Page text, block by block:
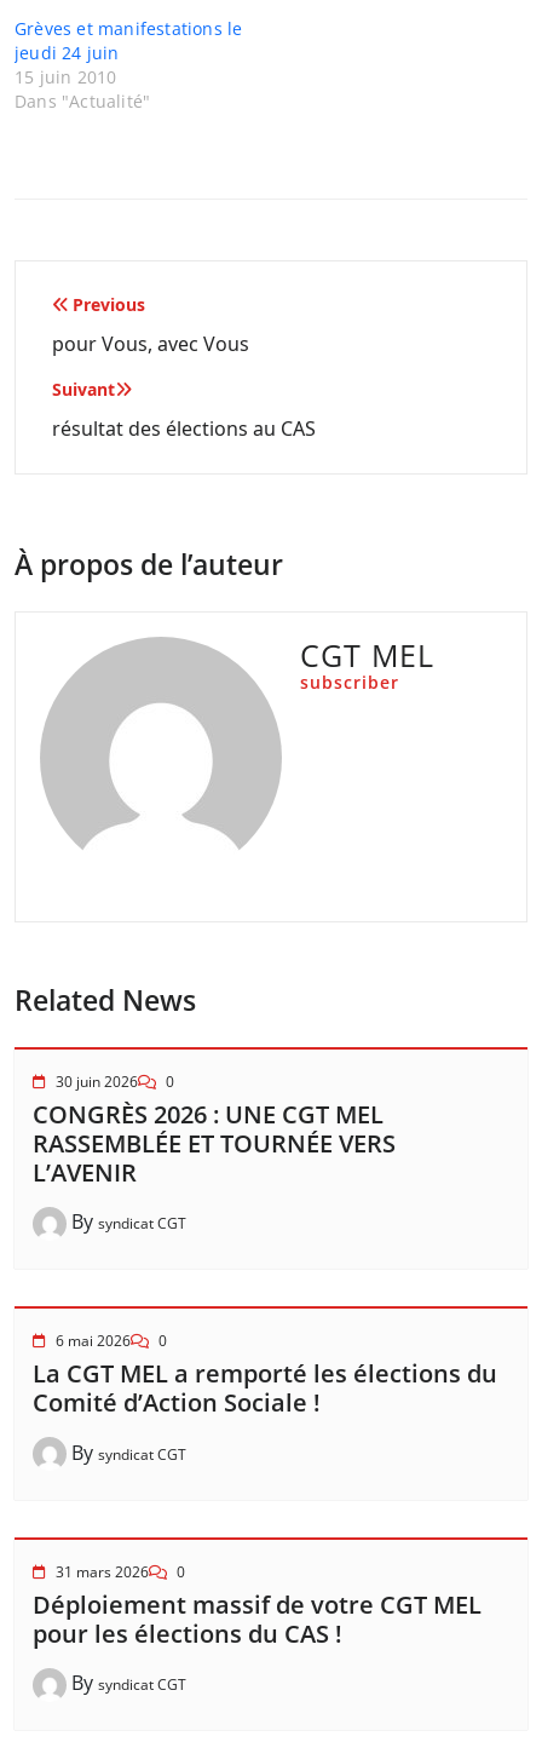
Grèves et manifestations le
jeudi 24 juin
15 juin 2010
Dans "Actualité"
Navigation
de
l’article
Previous
pour Vous, avec Vous
Suivant
résultat des élections au CAS
À propos de l’auteur
CGT MEL
subscriber
Related News
30 juin 2026 0
CONGRÈS 2026 : UNE CGT MEL
RASSEMBLÉE ET TOURNÉE VERS
L’AVENIR
By syndicat CGT
6 mai 2026 0
La CGT MEL a remporté les élections du
Comité d’Action Sociale !
By syndicat CGT
31 mars 2026 0
Déploiement massif de votre CGT MEL
pour les élections du CAS !
By syndicat CGT